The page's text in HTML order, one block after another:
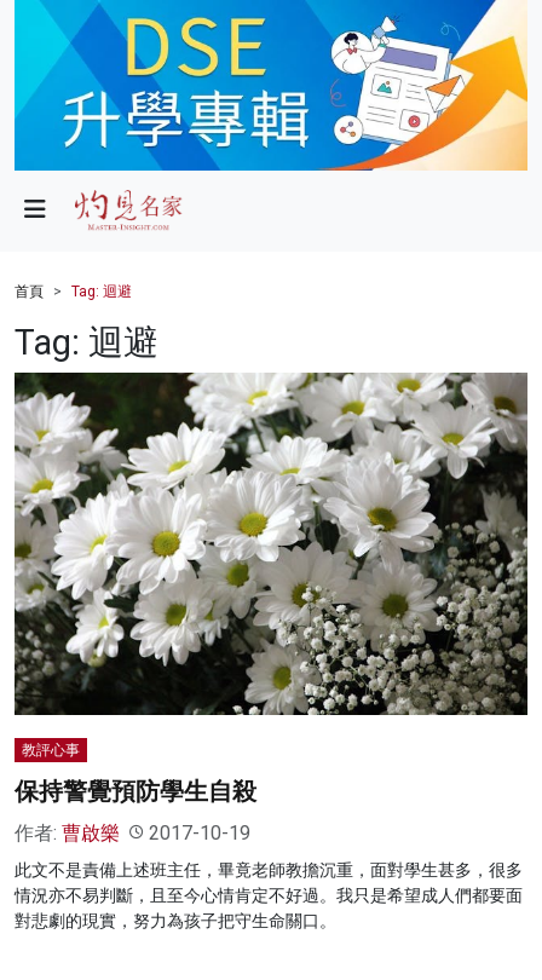
政局
財經
健康
商業
科技
影片
名家榜
灼見活動
關於我們
首頁 Tag: 迴避
Tag: 迴避
教評心事
保持警覺預防學生自殺
作者: 曹啟樂 2017-10-19
此文不是責備上述班主任，畢竟老師教擔沉重，面對學生甚多，很多
情況亦不易判斷，且至今心情肯定不好過。我只是希望成人們都要面
對悲劇的現實，努力為孩子把守生命關口。